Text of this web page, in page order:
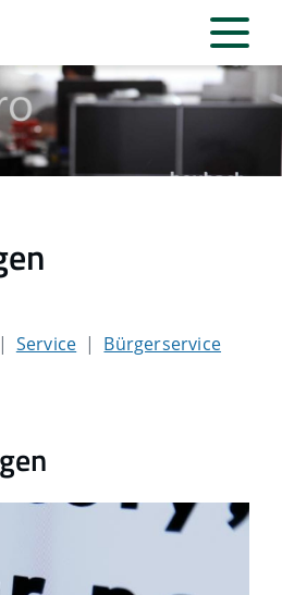
Service
Bürgerservice